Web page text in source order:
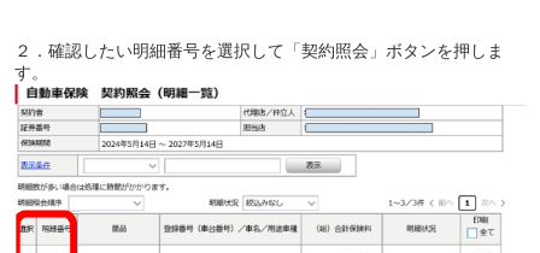
２．確認したい明細番号を選択して「契約照会」ボタンを押しま
す。